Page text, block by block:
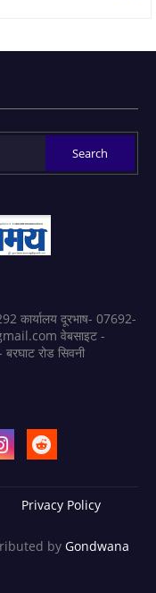
कार्यालय दूरभाष- 07692-
वेबसाइट -
रोड सिवनी
Privacy Policy
by Gondwana